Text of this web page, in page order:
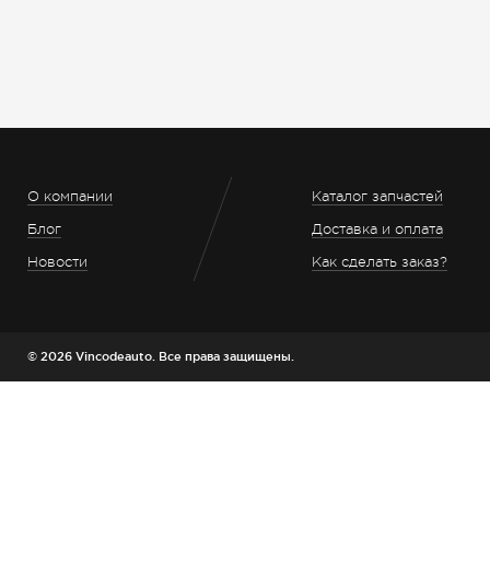
О компании
Блог
Новости
Каталог запчастей
Доставка и оплата
Как сделать заказ?
© 2026 Vincodeauto. Все права защищены.